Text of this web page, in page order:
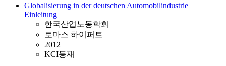
Globalisierung in der deutschen Automobilindustrie
Einleitung
한국산업노동학회
토마스 하이퍼트
2012
KCI등재